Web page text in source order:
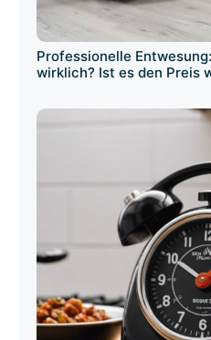
Professionelle
wirklich? Ist es den Preis